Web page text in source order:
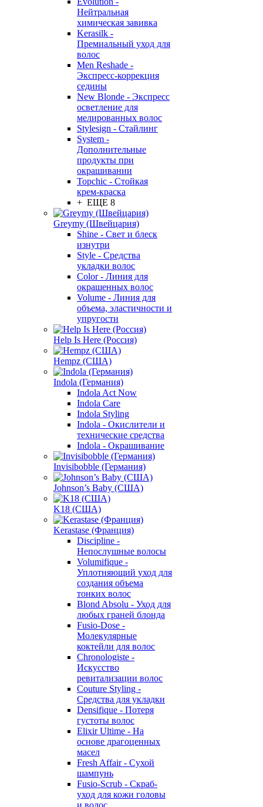
Нейтральная
химическая завивка
Kerasilk -
Премиальный уход для
волос
Men Reshade -
Экспресс-коррекция
седины
New Blonde - Экспресс
осветление для
мелированных волос
Stylesign - Стайлинг
System -
Дополнительные
продукты при
окрашивании
Topchic - Стойкая
крем-краска
+ ЕЩЕ 8
Greymy (Швейцария)
Shine - Свет и блеск
изнутри
Style - Средства
укладки волос
Color - Линия для
окрашенных волос
Volume - Линия для
объема, эластичности и
упругости
Help Is Here (Россия)
Hempz (США)
Indola (Германия)
Indola Act Now
Indola Care
Indola Styling
Indola - Окислители и
технические средства
Indola - Окрашивание
Invisibobble (Германия)
Johnson’s Baby (США)
K18 (США)
Kerastase (Франция)
Discipline -
Непослушные волосы
Volumifique -
Уплотняющий уход для
создания объема
тонких волос
Blond Absolu - Уход для
любых граней блонда
Fusio-Dose -
Молекулярные
коктейли для волос
Chronologiste -
Искусство
ревитализации волос
Couture Styling -
Средства для укладки
Densifique - Потеря
густоты волос
Elixir Ultime - На
основе драгоценных
масел
Fresh Affair - Сухой
шампунь
Fusio-Scrub - Скраб-
уход для кожи головы
и волос